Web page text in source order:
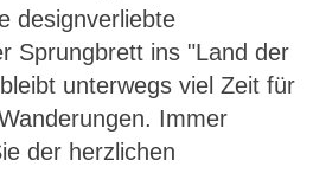
designverliebte
Sprungbrett ins "Land der
unterwegs viel Zeit für
Immer
der herzlichen